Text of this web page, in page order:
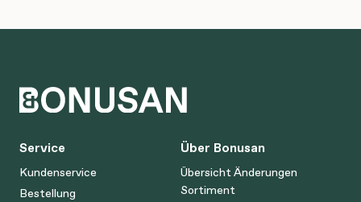
Service
Kundenservice
Bestellung
Über Bonusan
Übersicht Änderungen
Sortiment